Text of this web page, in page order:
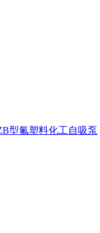
型氟塑料化工自吸泵